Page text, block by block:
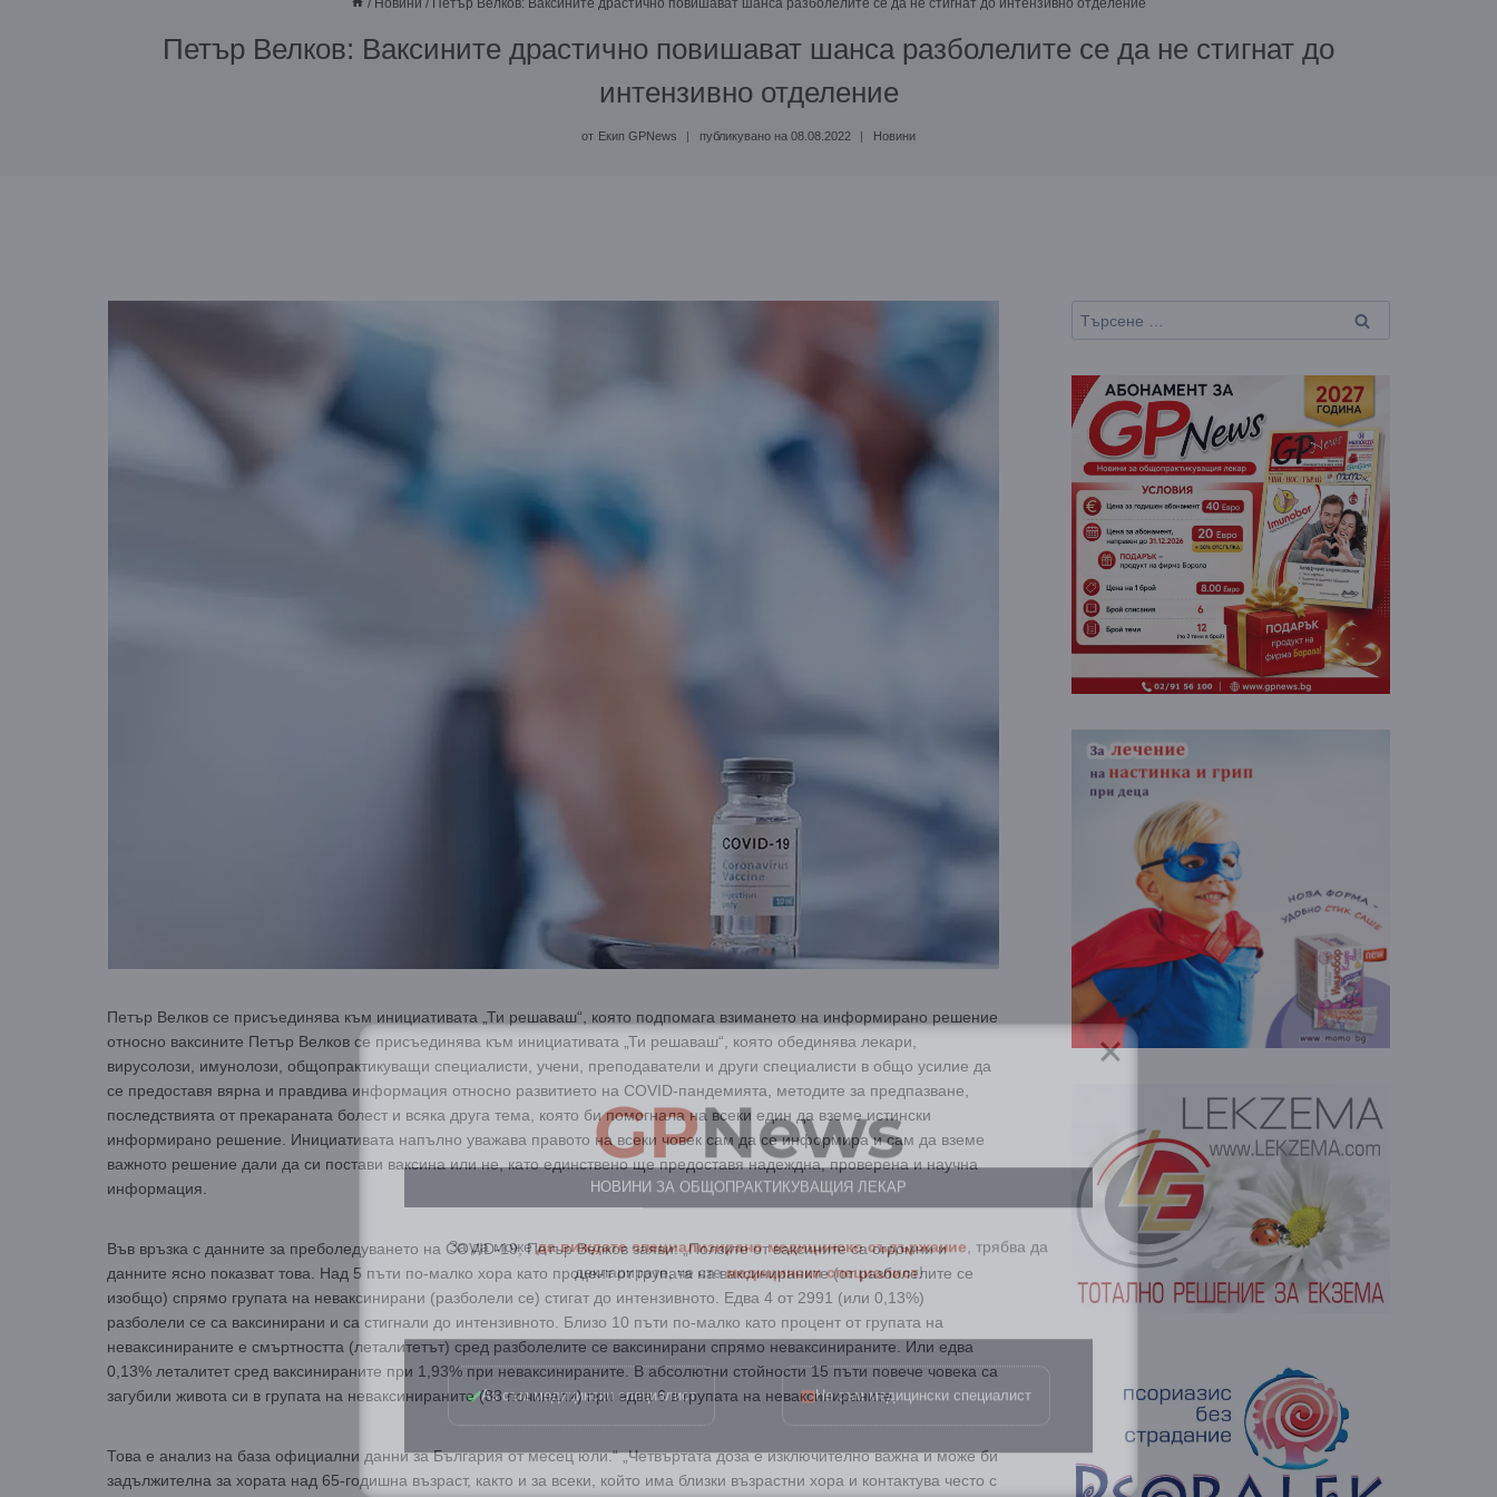
/ Новини / Петър Велков: Ваксините драстично повишават шанса разболелите се да не стигнат до интензивно отделение
Петър Велков: Ваксините драстично повишават шанса разболелите се да не стигнат до
интензивно отделение
от Екип GPNews публикувано на 08.08.2022 Новини
Петър Велков се присъединява към инициативата „Ти решаваш“, която подпомага взимането на информирано решение
относно ваксините Петър Велков се присъединява към инициативата „Ти решаваш“, която обединява лекари,
вирусолози, имунолози, общопрактикуващи специалисти, учени, преподаватели и други специалисти в общо усилие да
се предоставя вярна и правдива информация относно развитието на COVID-пандемията, методите за предпазване,
последствията от прекараната болест и всяка друга тема, която би помогнала на всеки eдин да вземе истински
информирано решение. Инициативата напълно уважава правото на всеки човек сам да се информира и сам да вземе
важното решение дали да си постави ваксина или не, като единствено ще предоставя надеждна, проверена и научна
информация.
Във връзка с данните за преболедуването на COVID-19, Петър Велков заяви: „Ползите от ваксините са огромни и
данните ясно показват това. Над 5 пъти по-малко хора като процент от групата на ваксинираните (от разболелите се
изобщо) спрямо групата на неваксинирани (разболели се) стигат до интензивното. Едва 4 от 2991 (или 0,13%)
разболели се сa ваксинирани и са стигнали до интензивното. Близо 10 пъти по-малко като процент от групата на
неваксинираните е смъртността (леталитетът) сред разболелите се ваксинирани спрямо неваксинираните. Или едва
0,13% леталитет сред ваксинираните при 1,93% при неваксинираните. В абсолютни стойности 15 пъти повече човека са
загубили живота си в групата на неваксинираните (88 починали) при едва 6 в групата на неваксинираните.
Това е анализ на база официални данни за България от месец юли.“ „Четвъртата доза е изключително важна и може би
задължителна за хората над 65-годишна възраст, както и за всеки, който има близки възрастни хора и контактува често с
Търсене
за:
GPNews
НОВИНИ ЗА ОБЩОПРАКТИКУВАЩИЯ ЛЕКАР
За да можеда виждате специализирано медицинско съдържание, трябва да
Аз съм медицински специалист Не съм медицински специалист